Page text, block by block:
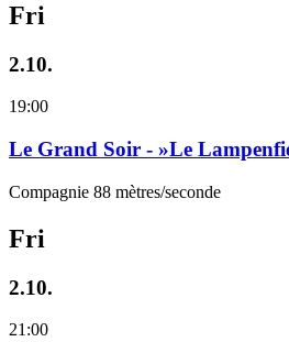
Fri
2.10.
19:00
Le Grand Soir - »Le
Compagnie 88 mètres/seconde
Fri
2.10.
21:00